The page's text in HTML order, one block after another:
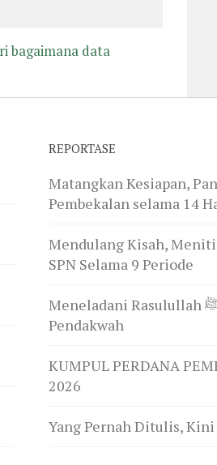
bagaimana data
REPORTASE
Matangkan Kesiapan,
Pembekalan selama 14
Mendulang Kisah, Meniti
SPN Selama 9 Periode
Meneladani Rasulullah ﷺ dalam Mengutus Para
Pendakwah
KUMPUL PERDANA
2026
Yang Pernah Ditulis,